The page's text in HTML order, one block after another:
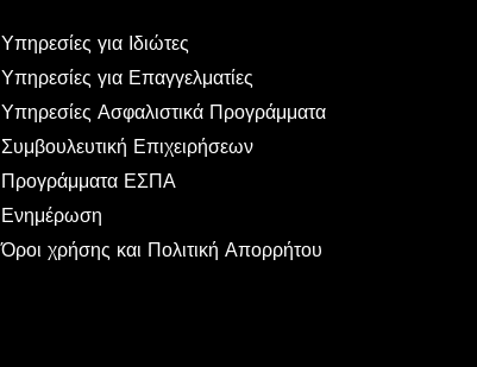
Υπηρεσίες για Ιδιώτες
Υπηρεσίες για Επαγγελματίες
Υπηρεσίες Ασφαλιστικά Προγράμματα
Συμβουλευτική Επιχειρήσεων
Προγράμματα ΕΣΠΑ
Ενημέρωση
Όροι χρήσης και Πολιτική Απορρήτου